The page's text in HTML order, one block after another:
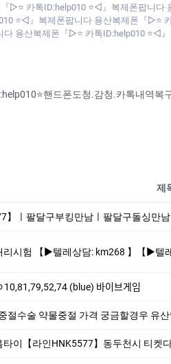
▷⭐ 카톡ID:help010 ⭐◁』복제폰팝니
⭐◁』복제폰팝니다 용산복제폰『▷⭐
다 용산복제폰『▷⭐ 카톡ID:help010 ⭐◁
제
팔달구부킹만남ㅣ팔달구돌싱만남ㅣ팔달구이성만
담: km268 】【▶텔레: +8210-2452-9789】국가기술자격증대리시험 텝스대
ㅇ10,81,79,52,74 (blue) 바이브게임
절수술 약물중절 가격 궁금할경우 유
타이【라인HNK5577】동두천시 티켓